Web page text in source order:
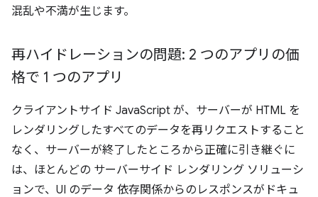
混乱や不満が生じます。
再ハイドレーションの問題: 2 つのアプリの価
格で 1 つのアプリ
クライアントサイド JavaScript が、サーバーが HTML を
レンダリングしたすべてのデータを再リクエストすること
なく、サーバーが終了したところから正確に引き継ぐに
は、ほとんどの サーバーサイド レンダリング ソリューシ
ョンで、UI のデータ 依存関係からのレスポンスがドキュ